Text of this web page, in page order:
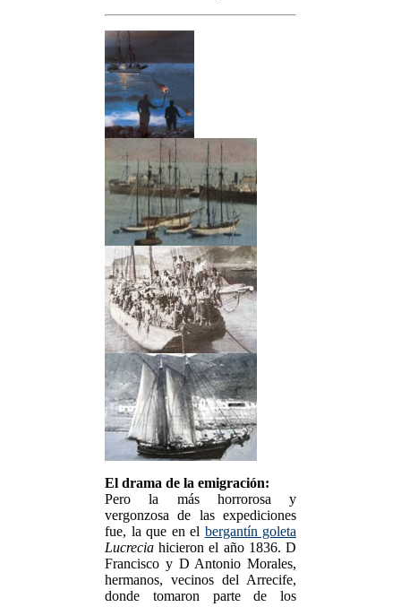
El drama de la emigración:
Pero la más horrorosa y
vergonzosa de las expediciones
fue, la que en el bergantín goleta
Lucrecia hicieron el año 1836. D
Francisco y D Antonio Morales,
hermanos, vecinos del Arrecife,
donde tomaron parte de los